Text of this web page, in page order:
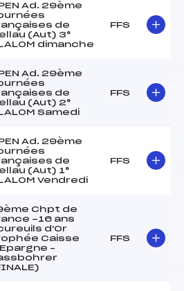
Ad. 29ème
de
(Aut) 3°
dimanche
FFS
Ad. 29ème
de
(Aut) 2°
Samedi
FFS
Ad. 29ème
de
(Aut) 1°
Vendredi
FFS
Chpt de
-16 ans
d'Or
Caisse
–
FFS